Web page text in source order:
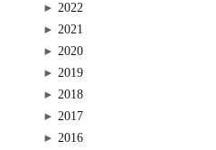
2022
2021
2020
2019
2018
2017
2016